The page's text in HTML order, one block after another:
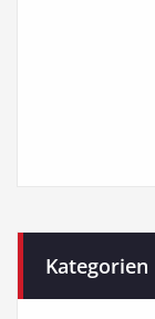
Kategorien